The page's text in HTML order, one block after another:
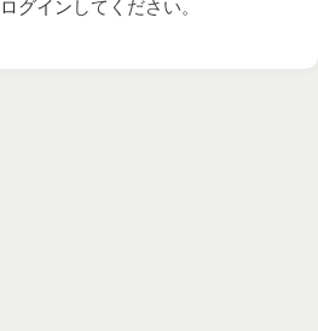
ログイン してください。